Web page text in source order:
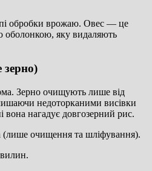
обробки врожаю. Овес — це
оболонкою, яку видаляють
зерно)
Зерно очищують лише від
недоторканими висівки
вона нагадує довгозерний рис.
(лише очищення та шліфування).